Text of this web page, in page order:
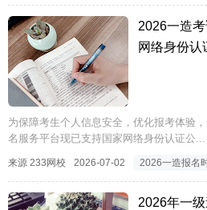
2026一造
网络身份认
为保障考生个人信息安全，优化报考体验
名服务平台现已支持国家网络身份认证公...
来源 233网校 2026-07-02 2026一造报名
2026年一